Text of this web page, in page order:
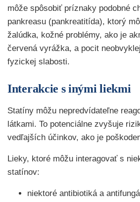
môže spôsobiť príznaky podobné
pankreasu (pankreatitída), ktorý
žalúdka, kožné problémy, ako je
červená vyrážka, a pocit
fyzickej slabosti.
Interakcie s inými liekmi
Statíny môžu nepredvídateľne
látkami. To potenciálne zvyšuje
vedľajších účinkov, ako je
Lieky, ktoré môžu interagovať s
statínov:
niektoré antibiotiká a